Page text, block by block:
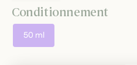
Conditionnement
50 ml